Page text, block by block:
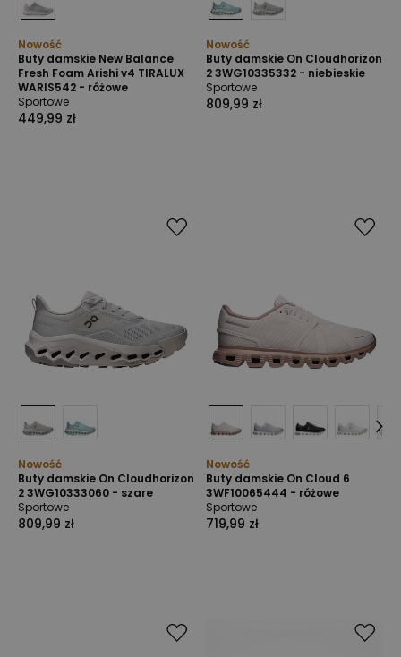
Nowość
Buty damskie New Balance
Fresh Foam Arishi v4 TIRALUX
WARIS542 - różowe
Sportowe
449,99 zł
Nowość
Buty damskie On Cloudhorizon
2 3WG10335332 - niebieskie
Sportowe
809,99 zł
Nowość
Buty damskie On Cloudhorizon
2 3WG10333060 - szare
Sportowe
809,99 zł
Nowość
Buty damskie On Cloud 6
3WF10065444 - różowe
Sportowe
719,99 zł